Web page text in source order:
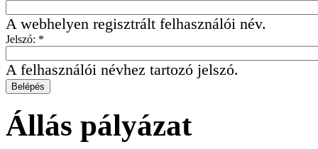
A webhelyen regisztrált felhasználói név.
Jelszó: *
A felhasználói névhez tartozó jelszó.
Állás pályázat